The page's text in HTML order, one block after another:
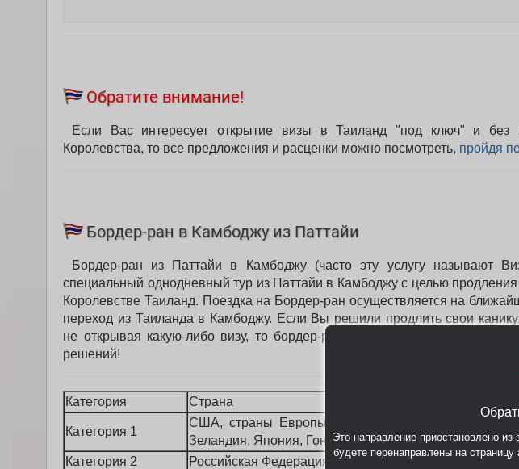
Обратите внимание!
Если Вас интересует открытие визы в Таиланд "под ключ" и без
Королевства, то все предложения и расценки можно посмотреть, пройдя
Бордер-ран в Камбоджу из Паттайи
Бордер-ран из Паттайи в Камбоджу (часто эту услугу называют
специальный однодневный тур из Паттайи в Камбоджу с целью
Королевстве Таиланд. Поездка на Бордер-ран осуществляется на
переход из Таиланда в Камбоджу. Если Вы решили продлить свои
не открывая какую-либо визу, то бордер-ран (визаран) из Паттайи в
решений!
Категория Страна
Категория 1
США, страны Европы, Великобритания, Австралия,
Зеландия, Япония, Гонконг
Категория 2 Российская Федерация
Это направление приостановлено
будете перенаправлены на